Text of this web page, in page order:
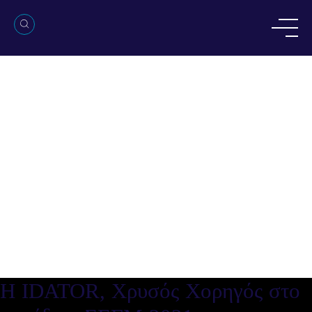
Η IDATOR, Χρυσός Χορηγός στο
συνέδριο ΣΕΓΜ 2021
Η IDATOR, Χρυσός Χορηγός στο